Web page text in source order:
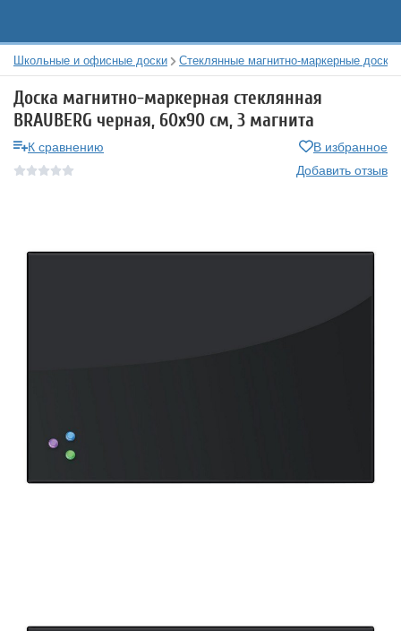
Школьные и офисные доски Стеклянные магнитно-маркерные доски
Доска магнитно-маркерная стеклянная
BRAUBERG черная, 60х90 см, 3 магнита
К сравнению
В избранное
Добавить отзыв